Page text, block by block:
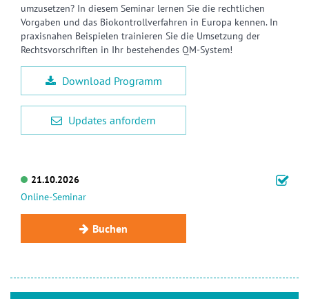
umzusetzen? In diesem Seminar lernen Sie die rechtlichen
Vorgaben und das Biokontrollverfahren in Europa kennen. In
praxisnahen Beispielen trainieren Sie die Umsetzung der
Rechtsvorschriften in Ihr bestehendes QM-System!
Download Programm
Updates anfordern
21.10.2026
Online-Seminar
Buchen